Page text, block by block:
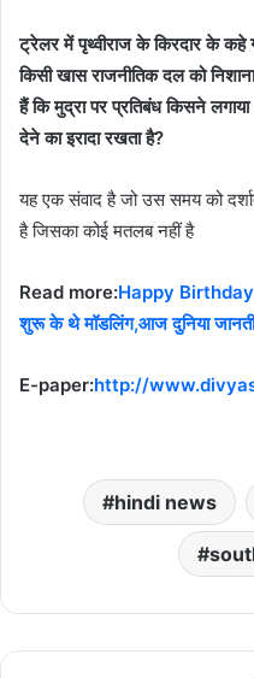
ट्रेलर में पृथ्वीराज के किरदार के
किसी खास राजनीतिक दल को
हैं कि मुद्रा पर प्रतिबंध किसने
देने का इरादा रखता है?
यह एक संवाद है जो उस समय को
है जिसका कोई मतलब नहीं है
Read more:Happy Birthday
शुरू के थे मॉडलिंग,आज दुनिया
E-paper:http://
hindi news